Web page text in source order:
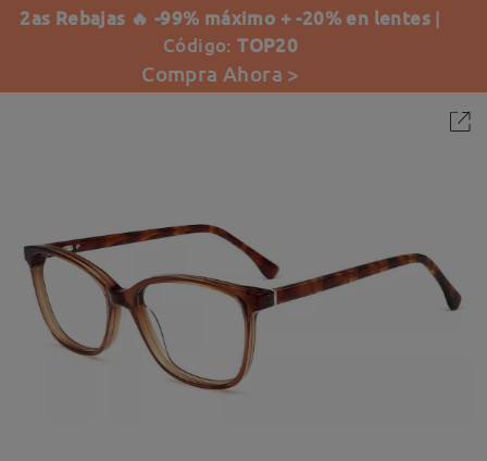
2as Rebajas 🔥 -99% máximo + -20% en lentes |
Código:TOP20
Compra Ahora >